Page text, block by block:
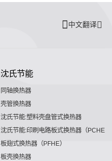
中文翻译
沈氏节能
同轴换热器
壳管换热器
沈氏节能:塑料壳盘管式换热器
沈氏节能:印刷电路板式换热器（PCHE）
板翅式换热器（PFHE）
板壳换热器